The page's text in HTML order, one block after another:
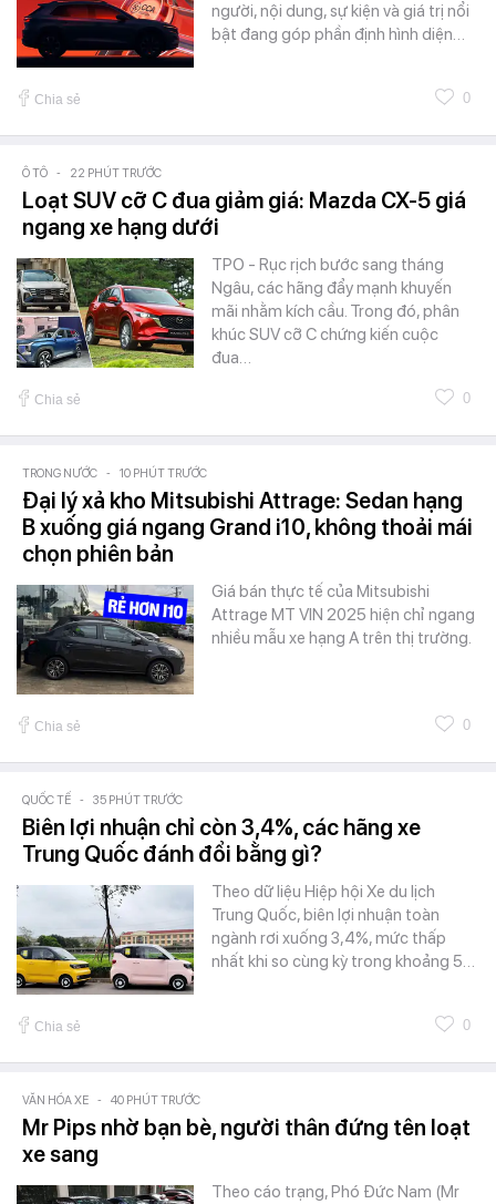
người, nội dung, sự kiện và giá trị nổi
bật đang góp phần định hình diện…
Chia sẻ 0
Ô TÔ - 22 PHÚT TRƯỚC
Loạt SUV cỡ C đua giảm giá: Mazda CX-5 giá
ngang xe hạng dưới
TPO - Rục rịch bước sang tháng
Ngâu, các hãng đẩy mạnh khuyến
mãi nhằm kích cầu. Trong đó, phân
khúc SUV cỡ C chứng kiến cuộc
đua…
Chia sẻ 0
TRONG NƯỚC - 10 PHÚT TRƯỚC
Đại lý xả kho Mitsubishi Attrage: Sedan hạng
B xuống giá ngang Grand i10, không thoải mái
chọn phiên bản
Giá bán thực tế của Mitsubishi
Attrage MT VIN 2025 hiện chỉ ngang
nhiều mẫu xe hạng A trên thị trường.
Chia sẻ 0
QUỐC TẾ - 35 PHÚT TRƯỚC
Biên lợi nhuận chỉ còn 3,4%, các hãng xe
Trung Quốc đánh đổi bằng gì?
Theo dữ liệu Hiệp hội Xe du lịch
Trung Quốc, biên lợi nhuận toàn
ngành rơi xuống 3,4%, mức thấp
nhất khi so cùng kỳ trong khoảng 5…
Chia sẻ 0
VĂN HÓA XE - 40 PHÚT TRƯỚC
Mr Pips nhờ bạn bè, người thân đứng tên loạt
xe sang
Theo cáo trạng, Phó Đức Nam (Mr